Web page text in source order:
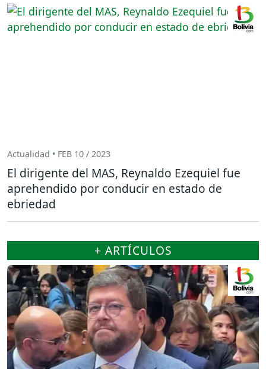
Actualidad • FEB 10 / 2023
El dirigente del MAS, Reynaldo Ezequiel fue
aprehendido por conducir en estado de
ebriedad
+ ARTÍCULOS